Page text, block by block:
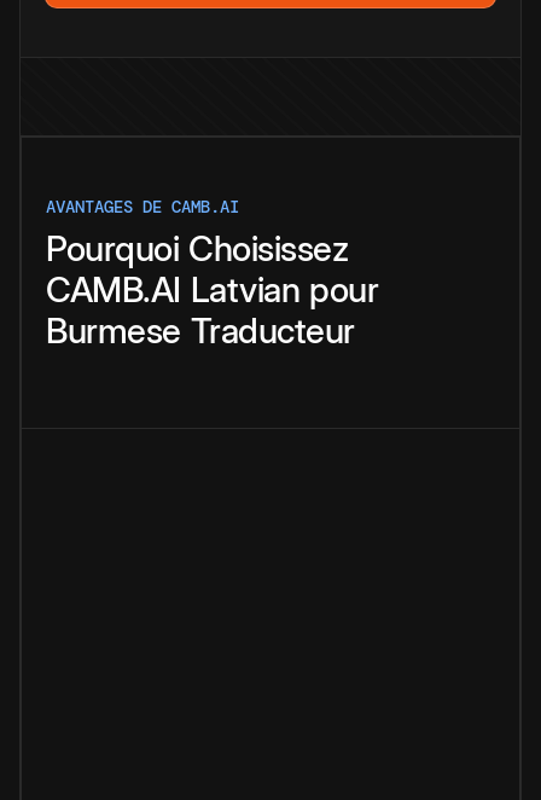
AVANTAGES DE CAMB.AI
Pourquoi Choisissez
CAMB.AI Latvian pour
Burmese Traducteur